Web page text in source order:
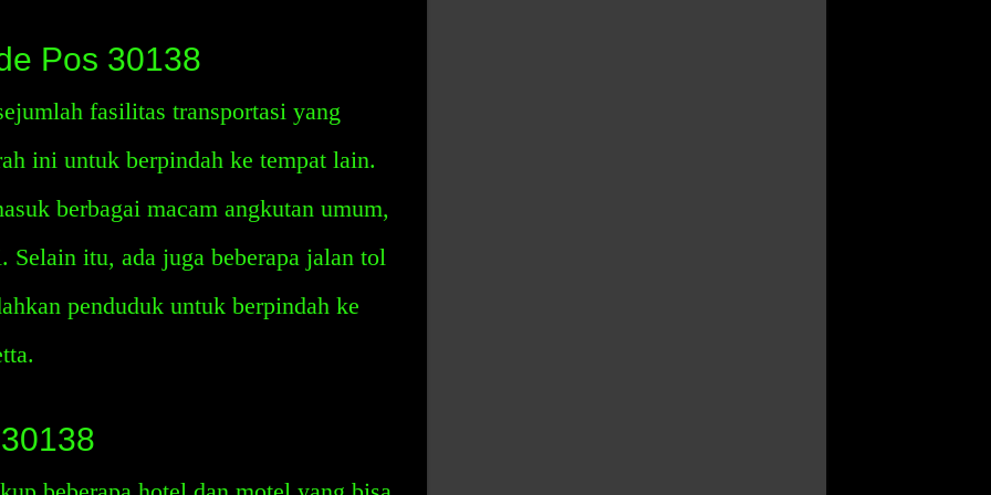
Pos 30138
fasilitas transportasi yang
ini untuk berpindah ke tempat lain.
berbagai macam angkutan umum,
Selain itu, ada juga beberapa jalan tol
penduduk untuk berpindah ke